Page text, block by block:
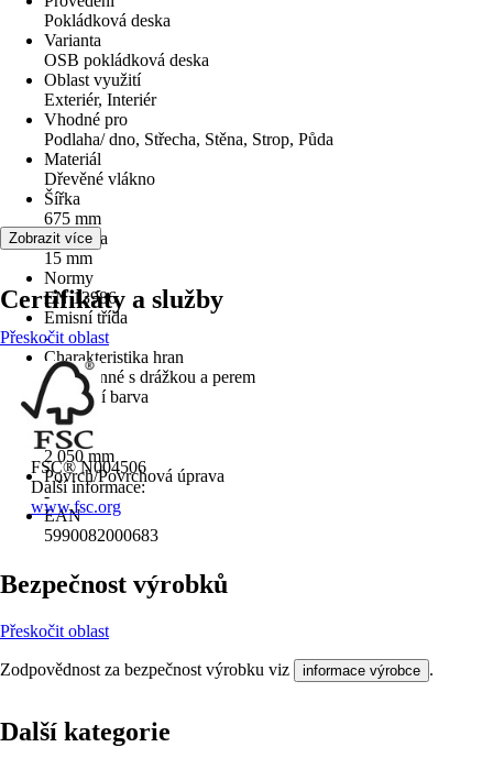
Pokládková deska
Varianta
OSB pokládková deska
Oblast využití
Exteriér, Interiér
Vhodné pro
Podlaha/ dno, Střecha, Stěna, Strop, Půda
Materiál
Dřevěné vlákno
Šířka
675 mm
Tloušťka
15 mm
Normy
EN 13986
Emisní třída
-
Charakteristika hran
Čtyřstranné s drážkou a perem
Základní barva
Dřevo
Délka
2 050 mm
Povrch/Povrchová úprava
-
EAN
5990082000683
Zobrazit více
Certifikáty a služby
Přeskočit oblast
FSC® N004506
Další informace:
www.fsc.org
Bezpečnost výrobků
Přeskočit oblast
Zodpovědnost za bezpečnost výrobku viz informace výrobce .
Další kategorie